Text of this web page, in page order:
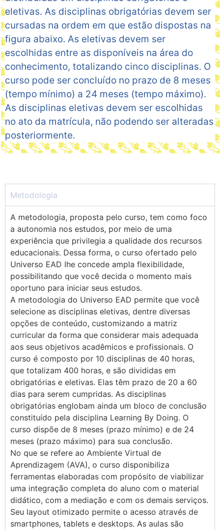
eletivas. As disciplinas obrigatórias devem ser
cursadas na ordem em que estão dispostas na
figura abaixo. As eletivas devem ser
escolhidas entre as disponíveis na área do
conhecimento, totalizando cinco disciplinas. O
curso pode ser concluído no prazo de 8 meses
(tempo mínimo) a 24 meses (tempo máximo).
As disciplinas eletivas devem ser escolhidas
no ato da matrícula, não podendo ser alteradas
posteriormente.
Metodologia
A metodologia, proposta pelo curso, tem como foco
a autonomia nos estudos, por meio de uma
experiência que privilegia a qualidade dos recursos
educacionais. Dessa forma, o curso ofertado pelo
Universo EAD lhe concede ampla flexibilidade,
possibilitando que você decida o momento mais
oportuno para iniciar seus estudos.
A metodologia do Universo EAD permite que você
selecione as disciplinas eletivas, dentre diversas
opções de conteúdo, customizando a matriz
curricular da forma que considerar mais adequada
aos seus objetivos acadêmicos e profissionais. O
curso é composto por 10 disciplinas de 40 horas,
que totalizam 400 horas, e são divididas em
obrigatórias e eletivas. Elas têm prazo de 20 a 60
dias para serem cumpridas. As disciplinas
obrigatórias englobam ainda um bloco de conclusão
constituído pela disciplina Learning By Doing. O
curso dispõe de 8 meses (prazo mínimo) e de 24
meses (prazo máximo) para sua conclusão.
No que se refere ao Ambiente Virtual de
Aprendizagem (AVA), o curso disponibiliza
ferramentas elaboradas com propósito de viabilizar
uma integração completa do aluno com o material
didático, com a mediação e com os demais serviços.
Seu layout otimizado permite o acesso através de
smartphones, tablets e desktops. As aulas são